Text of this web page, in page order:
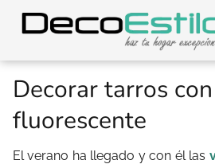
Decorar tarros
fluorescente
El verano ha llegado y con él las